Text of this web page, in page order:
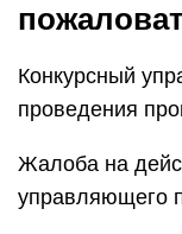
Конкурсный
проведения
Жалоба на
управляющего